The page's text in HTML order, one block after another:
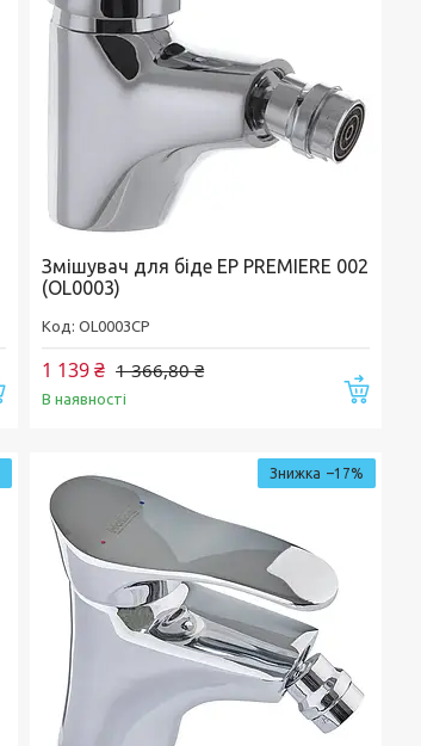
Купити
Змішувач для біде EP PREMIERE 002
(OL0003)
OL0003CP
1 366,80 ₴
1 139 ₴
В наявності
–17%